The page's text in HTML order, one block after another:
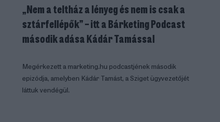
„Nem a teltház a lényeg és nem is csak a
sztárfellépők” – itt a Bárketing Podcast
második adása Kádár Tamással
Megérkezett a marketing.hu podcastjének második
epizódja, amelyben Kádár Tamást, a Sziget ügyvezetőjét
láttuk vendégül.